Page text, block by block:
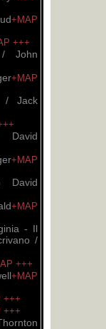
+MAP
+++
/ John
+MAP
/ Jack
+MAP
David
+MAP
- Il
/
+++
+MAP
+++
+++